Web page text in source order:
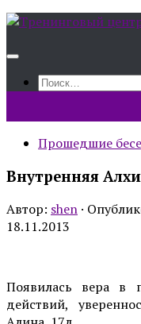
Skip
content
Найти:
Прошедшие
Внутренняя
Автор: shen ·
18.11.2013
Появилась вера в
действий,